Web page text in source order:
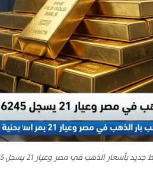
الذهب في مصر وعيار 21 يسجل 6245 جنيهًا اليوم